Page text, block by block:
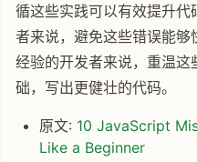
循这些实践可以有效提升
者来说，避免这些错误能
经验的开发者来说，重温
础，写出更健壮的代码。
原文: 10 JavaScript
Like a Beginner